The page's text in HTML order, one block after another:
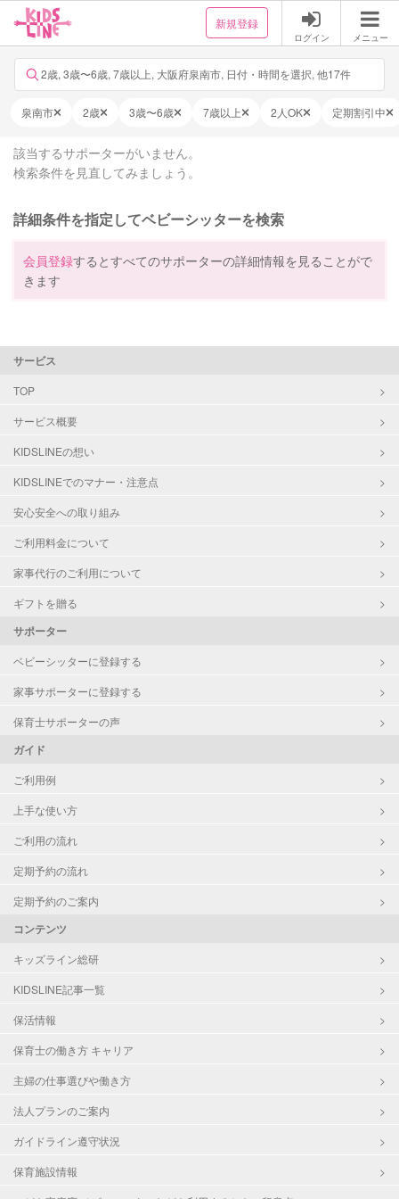
新規登録
ログイン メニュー
2歳, 3歳〜6歳, 7歳以上, 大阪府泉南市, 日付・時間を選択, 他17件
泉南市 2歳 3歳〜6歳 7歳以上 2人OK 定期割引中
該当するサポーターがいません。
検索条件を見直してみましょう。
詳細条件を指定してベビーシッターを検索
会員登録するとすべてのサポーターの詳細情報を見ることがで
きます
サービス
TOP
サービス概要
KIDSLINEの想い
KIDSLINEでのマナー・注意点
安心安全への取り組み
ご利用料金について
家事代行のご利用について
ギフトを贈る
サポーター
ベビーシッターに登録する
家事サポーターに登録する
保育士サポーターの声
ガイド
ご利用例
上手な使い方
ご利用の流れ
定期予約の流れ
定期予約のご案内
コンテンツ
キッズライン総研
KIDSLINE記事一覧
保活情報
保育士の働き方 キャリア
主婦の仕事選びや働き方
法人プランのご案内
ガイドライン遵守状況
保育施設情報